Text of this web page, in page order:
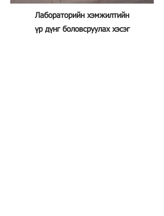
Лабораторийн хэмжилтийн
үр дүнг боловсруулах хэсэг